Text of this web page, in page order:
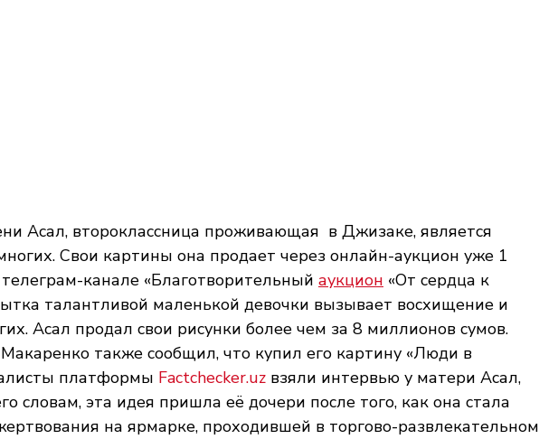
Асал, второклассница проживающая  в Джизаке, является
Свои картины она продает через онлайн-аукцион уже 1
канале «Благотворительный аукцион «От сердца к
талантливой маленькой девочки вызывает восхищение и
Асал продал свои рисунки более чем за 8 миллионов сумов.
также сообщил, что купил его картину «Люди в
платформы Factchecker.uz взяли интервью у матери Асал,
словам, эта идея пришла её дочери после того, как она стала
на ярмарке, проходившей в торгово-развлекательном